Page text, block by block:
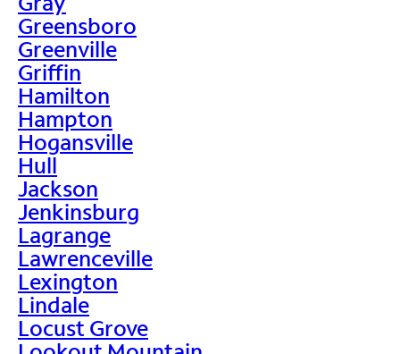
Greensboro
Greenville
Griffin
Hamilton
Hampton
Hogansville
Hull
Jackson
Jenkinsburg
Lagrange
Lawrenceville
Lexington
Lindale
Locust Grove